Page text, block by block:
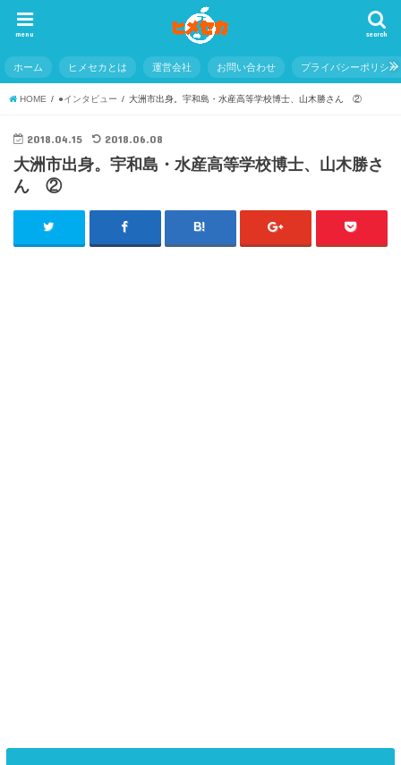
search
menu
ホーム ヒメセカとは 運営会社 お問い合わせ プライバシーポリシー
HOME ●インタビュー 大洲市出身。宇和島・水産高等学校博士、山木勝さん ②
2018.04.15 2018.06.08
大洲市出身。宇和島・水産高等学校博士、山木勝さ
ん ②